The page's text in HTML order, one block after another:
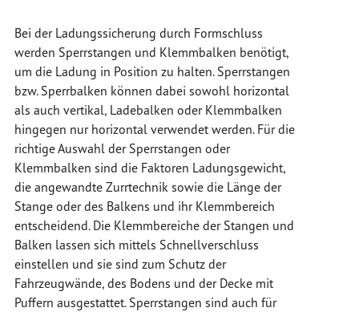
Bei der Ladungssicherung durch Formschluss
werden Sperrstangen und Klemmbalken benötigt,
um die Ladung in Position zu halten. Sperrstangen
bzw. Sperrbalken können dabei sowohl horizontal
als auch vertikal, Ladebalken oder Klemmbalken
hingegen nur horizontal verwendet werden. Für die
richtige Auswahl der Sperrstangen oder
Klemmbalken sind die Faktoren Ladungsgewicht,
die angewandte Zurrtechnik sowie die Länge der
Stange oder des Balkens und ihr Klemmbereich
entscheidend. Die Klemmbereiche der Stangen und
Balken lassen sich mittels Schnellverschluss
einstellen und sie sind zum Schutz der
Fahrzeugwände, des Bodens und der Decke mit
Puffern ausgestattet. Sperrstangen sind auch für